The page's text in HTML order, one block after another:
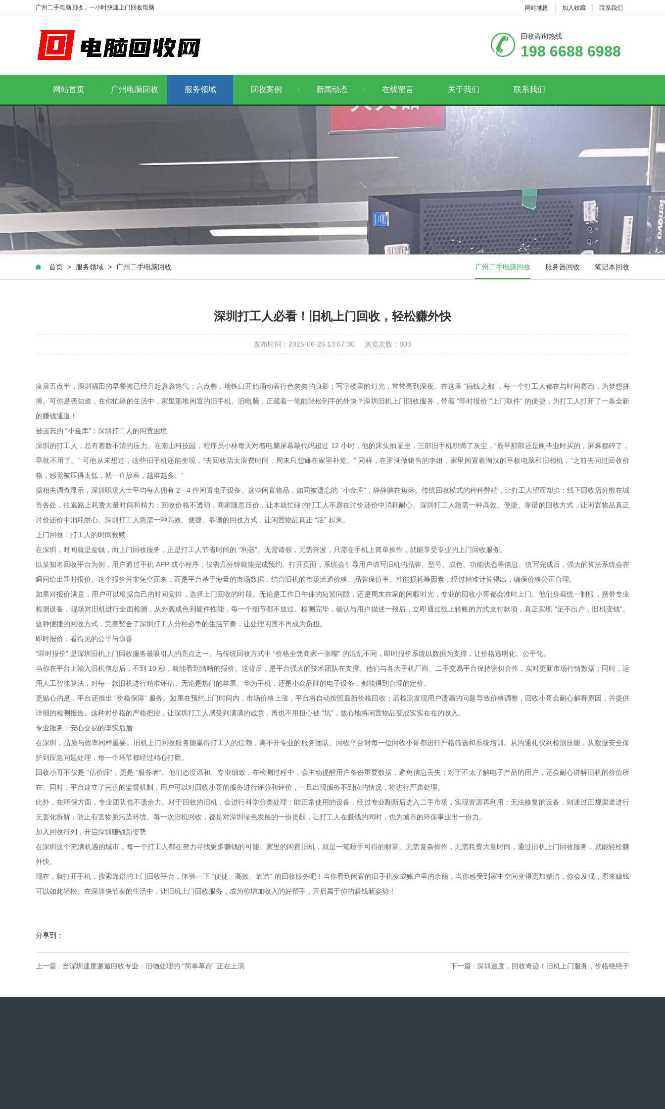
广州二手电脑回收，一小时快速上门回收电脑 网站地图 加入收藏 联系我们
回收咨询热线
198 6688 6988
网站首页 广州电脑回收 服务领域 回收案例 新闻动态 在线留言 关于我们 联系我们
首页 > 服务领域 > 广州二手电脑回收 广州二手电脑回收 服务器回收 笔记本回收
深圳打工人必看！旧机上门回收，轻松赚外快
发布时间：2025-06-26 13:07:30 浏览次数： 803
凌晨五点半，深圳福田的早餐摊已经升起袅袅热气；六点整，地铁口开始涌动着行色匆匆的身影；写字楼里的灯光，常常亮到深夜。在这座 “搞钱之都”，每一个打工人都在与时间赛跑，为梦想拼
搏。可你是否知道，在你忙碌的生活中，家里那堆闲置的旧手机、旧电脑，正藏着一笔能轻松到手的外快？深圳旧机上门回收服务，带着 “即时报价”“上门取件” 的便捷，为打工人打开了一条全新
的赚钱通道！
被遗忘的 “小金库”：深圳打工人的闲置困境
深圳的打工人，总有着数不清的压力。在南山科技园，程序员小林每天对着电脑屏幕敲代码超过 12 小时，他的床头抽屉里，三部旧手机积满了灰尘，“最早那部还是刚毕业时买的，屏幕都碎了，
早就不用了。” 可他从未想过，这些旧手机还能变现，“去回收店太浪费时间，周末只想瘫在家里补觉。” 同样，在罗湖做销售的李姐，家里闲置着淘汰的平板电脑和旧相机，“之前去问过回收价
格，感觉被压得太低，就一直放着，越堆越多。”
据相关调查显示，深圳职场人士平均每人拥有 2 - 4 件闲置电子设备。这些闲置物品，如同被遗忘的 “小金库”，静静躺在角落。传统回收模式的种种弊端，让打工人望而却步：线下回收店分散在城
市各处，往返路上耗费大量时间和精力；回收价格不透明，商家随意压价，让本就忙碌的打工人不愿在讨价还价中消耗耐心。深圳打工人急需一种高效、便捷、靠谱的回收方式，让闲置物品真正
讨价还价中消耗耐心。深圳打工人急需一种高效、便捷、靠谱的回收方式，让闲置物品真正 “活” 起来。
上门回收：打工人的时间救赎
在深圳，时间就是金钱，而上门回收服务，正是打工人节省时间的 “利器”。无需请假，无需奔波，只需在手机上简单操作，就能享受专业的上门回收服务。
以某知名回收平台为例，用户通过手机 APP 或小程序，仅需几分钟就能完成预约。打开页面，系统会引导用户填写旧机的品牌、型号、成色、功能状态等信息。填写完成后，强大的算法系统会在
瞬间给出即时报价。这个报价并非凭空而来，而是平台基于海量的市场数据，结合旧机的市场流通价格、品牌保值率、性能损耗等因素，经过精准计算得出，确保价格公正合理。
如果对报价满意，用户可以根据自己的时间安排，选择上门回收的时段。无论是工作日午休的短暂间隙，还是周末在家的闲暇时光，专业的回收小哥都会准时上门。他们身着统一制服，携带专业
检测设备，现场对旧机进行全面检测，从外观成色到硬件性能，每一个细节都不放过。检测完毕，确认与用户描述一致后，立即通过线上转账的方式支付款项，真正实现 “足不出户，旧机变钱”。
这种便捷的回收方式，完美契合了深圳打工人分秒必争的生活节奏，让处理闲置不再成为负担。
即时报价：看得见的公平与惊喜
“即时报价” 是深圳旧机上门回收服务最吸引人的亮点之一。与传统回收方式中 “价格全凭商家一张嘴” 的混乱不同，即时报价系统以数据为支撑，让价格透明化、公平化。
当你在平台上输入旧机信息后，不到 10 秒，就能看到清晰的报价。这背后，是平台强大的技术团队在支撑。他们与各大手机厂商、二手交易平台保持密切合作，实时更新市场行情数据；同时，运
用人工智能算法，对每一款旧机进行精准评估。无论是热门的苹果、华为手机，还是小众品牌的电子设备，都能得到合理的定价。
更贴心的是，平台还推出 “价格保障” 服务。如果在预约上门时间内，市场价格上涨，平台将自动按照最新价格回收；若检测发现用户遗漏的问题导致价格调整，回收小哥会耐心解释原因，并提供
详细的检测报告。这种对价格的严格把控，让深圳打工人感受到满满的诚意，再也不用担心被 “坑”，放心地将闲置物品变成实实在在的收入。
专业服务：安心交易的坚实后盾
在深圳，品质与效率同样重要。旧机上门回收服务能赢得打工人的信赖，离不开专业的服务团队。回收平台对每一位回收小哥都进行严格筛选和系统培训。从沟通礼仪到检测技能，从数据安全保
护到应急问题处理，每一个环节都经过精心打磨。
回收小哥不仅是 “估价师”，更是 “服务者”。他们态度温和、专业细致，在检测过程中，会主动提醒用户备份重要数据，避免信息丢失；对于不太了解电子产品的用户，还会耐心讲解旧机的价值所
在。同时，平台建立了完善的监督机制，用户可以对回收小哥的服务进行评分和评价，一旦出现服务不到位的情况，将进行严肃处理。
此外，在环保方面，专业团队也不遗余力。对于回收的旧机，会进行科学分类处理：能正常使用的设备，经过专业翻新后进入二手市场，实现资源再利用；无法修复的设备，则通过正规渠道进行
无害化拆解，防止有害物质污染环境。每一次旧机回收，都是对深圳绿色发展的一份贡献，让打工人在赚钱的同时，也为城市的环保事业出一份力。
加入回收行列，开启深圳赚钱新姿势
在深圳这个充满机遇的城市，每一个打工人都在努力寻找更多赚钱的可能。家里的闲置旧机，就是一笔唾手可得的财富。无需复杂操作，无需耗费大量时间，通过旧机上门回收服务，就能轻松赚
外快。
现在，就打开手机，搜索靠谱的上门回收平台，体验一下 “便捷、高效、靠谱” 的回收服务吧！当你看到闲置的旧手机变成账户里的余额，当你感受到家中空间变得更加整洁，你会发现，原来赚钱
可以如此轻松。在深圳快节奏的生活中，让旧机上门回收服务，成为你增加收入的好帮手，开启属于你的赚钱新姿势！
分享到：
上一篇 : 当深圳速度邂逅回收专业：旧物处理的 “简单革命” 正在上演 下一篇 : 深圳速度，回收奇迹！旧机上门服务，价格绝绝子